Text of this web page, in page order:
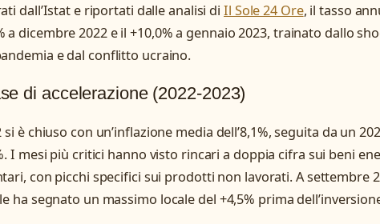
dall’Istat e riportati dalle analisi di Il Sole 24 Ore, il tasso
a dicembre 2022 e il +10,0% a gennaio 2023, trainato dallo
e dal conflitto ucraino.
di accelerazione (2022-2023)
si è chiuso con un’inflazione media dell’8,1%, seguita da un
I mesi più critici hanno visto rincari a doppia cifra sui beni
con picchi specifici sui prodotti non lavorati. A settembre
ha segnato un massimo locale del +4,5% prima